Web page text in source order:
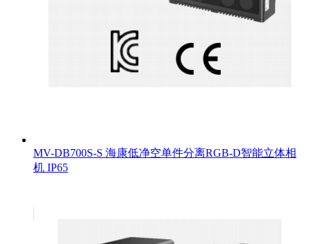
MV-DB700S-S 海康低净空单件分离RGB-D智能立体相
机 IP65